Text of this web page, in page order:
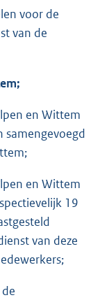
voor de
van de
en Wittem
samengevoegd
en Wittem
19
van deze